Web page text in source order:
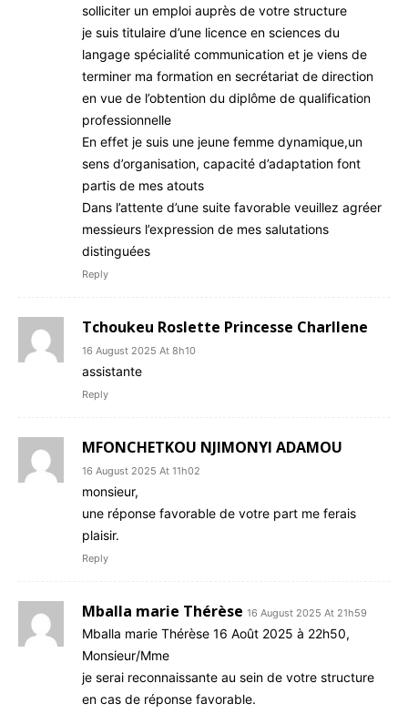
solliciter un emploi auprès de votre structure
je suis titulaire d’une licence en sciences du
langage spécialité communication et je viens de
terminer ma formation en secrétariat de direction
en vue de l’obtention du diplôme de qualification
professionnelle
En effet je suis une jeune femme dynamique,un
sens d’organisation, capacité d’adaptation font
partis de mes atouts
Dans l’attente d’une suite favorable veuillez agréer
messieurs l’expression de mes salutations
distinguées
Reply
Tchoukeu Roslette Princesse Charllene
16 August 2025 At 8h10
assistante
Reply
MFONCHETKOU NJIMONYI ADAMOU
16 August 2025 At 11h02
monsieur,
une réponse favorable de votre part me ferais
plaisir.
Reply
Mballa marie Thérèse 16 August 2025 At 21h59
Mballa marie Thérèse 16 Août 2025 à 22h50,
Monsieur/Mme
je serai reconnaissante au sein de votre structure
en cas de réponse favorable.